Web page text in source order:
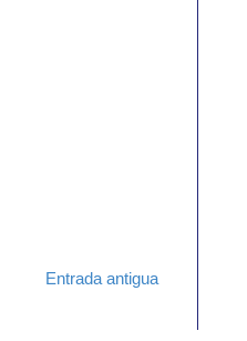
Entrada antigua